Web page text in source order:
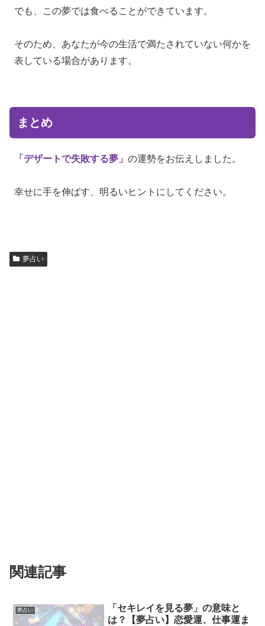
でも、この夢では食べることができています。
そのため、あなたが今の生活で満たされていない何かを
表している場合があります。
まとめ
「デザートで失敗する夢」 の運勢をお伝えしました。
幸せに手を伸ばす、明るいヒントにしてください。
夢占い
関連記事
夢占い
「セキレイを見る夢」の意味と
は？【夢占い】恋愛運、仕事運ま